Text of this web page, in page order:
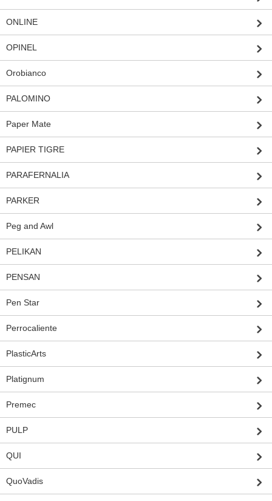
ONLINE
OPINEL
Orobianco
PALOMINO
Paper Mate
PAPIER TIGRE
PARAFERNALIA
PARKER
Peg and Awl
PELIKAN
PENSAN
Pen Star
Perrocaliente
PlasticArts
Platignum
Premec
PULP
QUI
QuoVadis